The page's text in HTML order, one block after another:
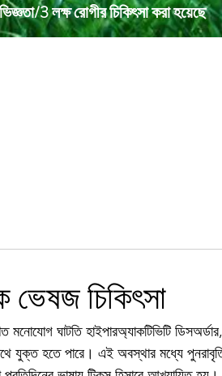
3 লক্ষ রোগীর চিকিৎসা করা হয়েছে
ভেষজ চিকিৎসা
মনোযোগ ঘাটতি হাইপারঅ্যাকটিভিটি
যুক্ত হতে পারে। এই অবস্থার মধ্যে